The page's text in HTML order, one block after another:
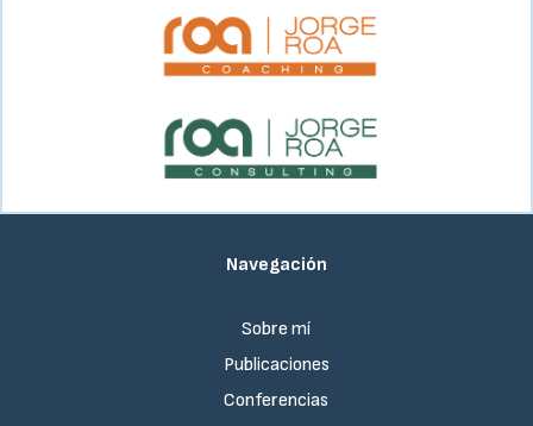
Navegación
Sobre mí
Publicaciones
Conferencias